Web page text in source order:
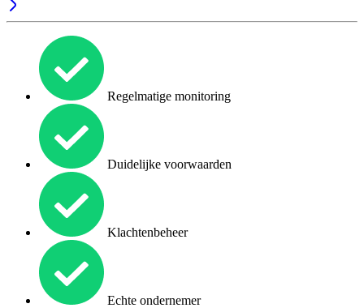
Regelmatige monitoring
Duidelijke voorwaarden
Klachtenbeheer
Echte ondernemer